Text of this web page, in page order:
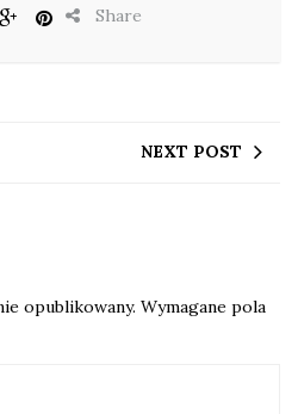
Share
NEXT POST
opublikowany. Wymagane pola